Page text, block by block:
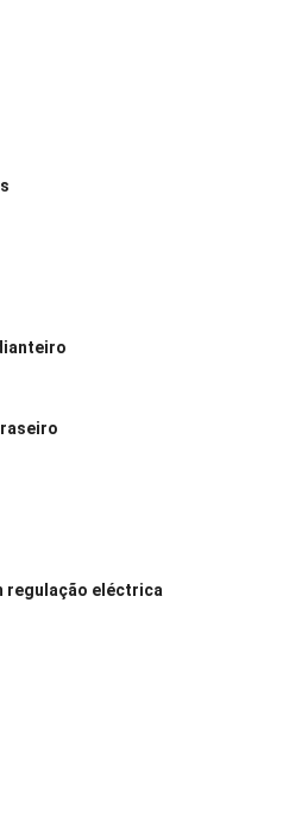
regulação eléctrica